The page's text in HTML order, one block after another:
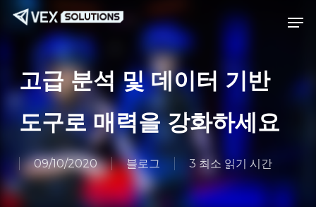
바
메뉴
고급 분석 및 데이터 기반
도구로 매력을 강화하세요
09/10/2020 블로그 3 최소 읽기 시간
뉴